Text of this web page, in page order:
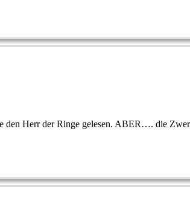
den Herr der Ringe gelesen. ABER…. die